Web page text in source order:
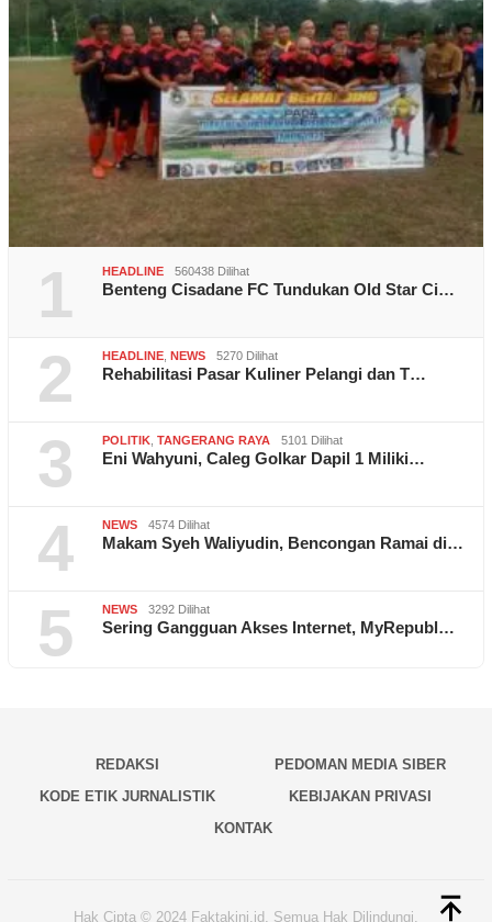
1 HEADLINE 560438 Dilihat
Benteng Cisadane FC Tundukan Old Star Ci…
2 HEADLINE NEWS 5270 Dilihat
Rehabilitasi Pasar Kuliner Pelangi dan T…
3 POLITIK TANGERANG RAYA 5101 Dilihat
Eni Wahyuni, Caleg Golkar Dapil 1 Miliki…
4 NEWS 4574 Dilihat
Makam Syeh Waliyudin, Bencongan Ramai di…
5 NEWS 3292 Dilihat
Sering Gangguan Akses Internet, MyRepubl…
REDAKSI
PEDOMAN MEDIA SIBER
KODE ETIK JURNALISTIK
KEBIJAKAN PRIVASI
KONTAK
Hak Cipta © 2024 Faktakini.id, Semua Hak Dilindungi.